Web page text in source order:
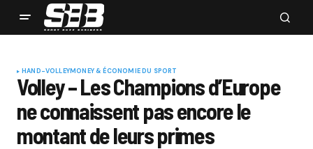
HAND-VOLLEYMONEY & ÉCONOMIE DU SPORT
Volley – Les Champions d’Europe
ne connaissent pas encore le
montant de leurs primes